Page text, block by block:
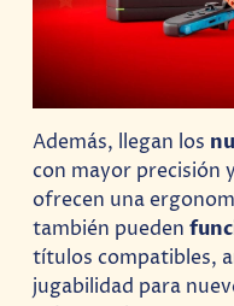
Además, llegan los
con mayor precisión
ofrecen una
también pueden
títulos compatibles,
jugabilidad para